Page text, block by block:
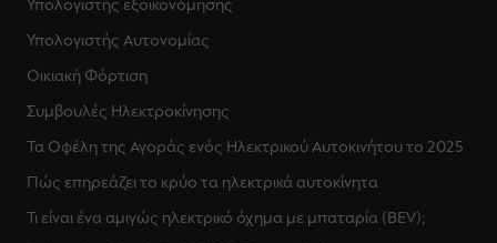
Υπολογιστής εξοικονόμησης
Υπολογιστής Αυτονομίας
Οικιακή Φόρτιση
Συμβουλές Ηλεκτροκίνησης
Τα Οφέλη της Αγοράς ενός Ηλεκτρικού Αυτοκινήτου το 2025
Πώς επηρεάζει το κρύο τα ηλεκτρικά αυτοκίνητα
Τι είναι ένα αμιγώς ηλεκτρικό όχημα με μπαταρία (BEV);